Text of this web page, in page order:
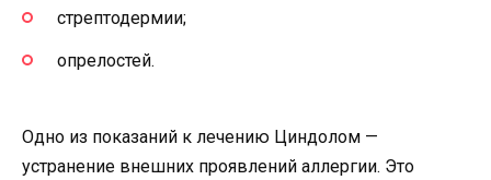
стрептодермии;
опрелостей.
Одно из показаний к лечению Циндолом —
устранение внешних проявлений аллергии. Это